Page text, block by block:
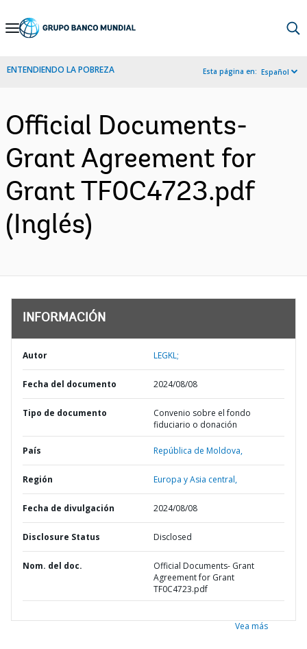
Skip
Navigation
ENTENDIENDO LA POBREZA Esta página en: Español
Official Documents-
Grant Agreement for
Grant TF0C4723.pdf
(Inglés)
INFORMACIÓN
Autor LEGKL;
Fecha del documento 2024/08/08
Tipo de documento
Convenio sobre el fondo
fiduciario o donación
País República de Moldova,
Región Europa y Asia central,
Fecha de divulgación 2024/08/08
Disclosure Status Disclosed
Nom. del doc.
Official Documents- Grant
Agreement for Grant
TF0C4723.pdf
Vea más